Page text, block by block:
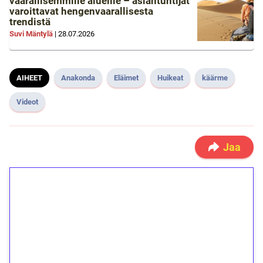
varoittavat hengenvaarallisesta
trendistä
Suvi Mäntylä | 28.07.2026
AIHEET Anakonda Eläimet Huikeat käärme
Videot
Jaa